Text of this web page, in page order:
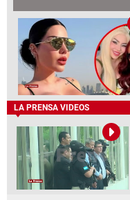
LA PRENSA VIDEOS